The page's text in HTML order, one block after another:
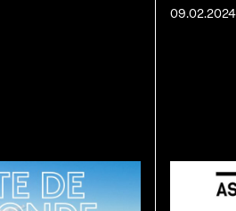
09.02.2024